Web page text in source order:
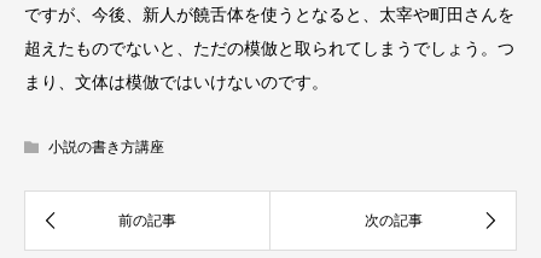
ですが、今後、新人が饒舌体を使うとなると、太宰や町田さんを
超えたものでないと、ただの模倣と取られてしまうでしょう。つ
まり、文体は模倣ではいけないのです。
小説の書き方講座